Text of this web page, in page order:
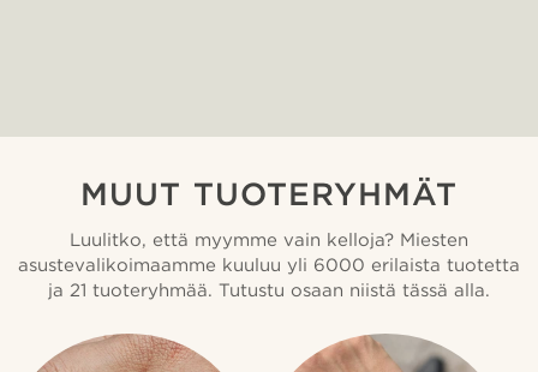
MUUT TUOTERYHMÄT
Luulitko, että myymme vain kelloja? Miesten
asustevalikoimaamme kuuluu yli 6000 erilaista tuotetta
ja 21 tuoteryhmää. Tutustu osaan niistä tässä alla.